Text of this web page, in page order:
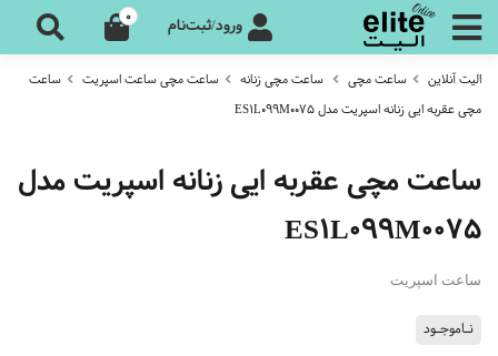
ورود/ثبت‌نام 0
الیت آنلاین ساعت مچی ساعت مچی زنانه ساعت مچی ساعت اسپریت
ساعت
مچی عقربه ایی زنانه اسپریت مدل ES1L099M0075
ساعت مچی عقربه ایی زنانه اسپریت مدل
ES1L099M0075
ساعت اسپریت
نـاموجـود